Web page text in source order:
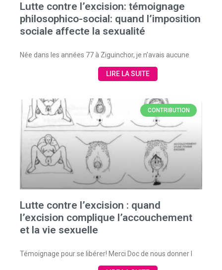
Lutte contre l’excision: témoignage
philosophico-social: quand l’imposition
sociale affecte la sexualité
Née dans les années 77 à Ziguinchor, je n’avais aucune
LIRE LA SUITE
CONTRIBUTION
Lutte contre l’excision : quand
l’excision complique l’accouchement
et la vie sexuelle
Témoignage pour se libérer! Merci Doc de nous donner l